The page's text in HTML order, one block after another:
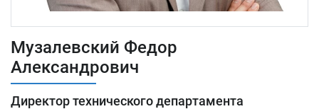
Музалевский Федор
Александрович
Директор технического департамента